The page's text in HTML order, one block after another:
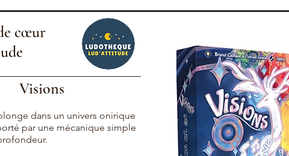
cœur
Visions
dans un univers onirique
par une mécanique simple